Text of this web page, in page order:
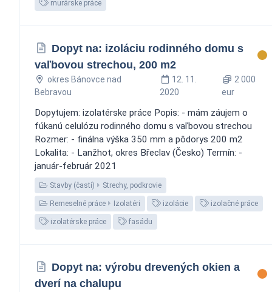
murárske práce
Dopyt na: izoláciu rodinného domu s
vaľbovou strechou, 200 m2
okres Bánovce nad
Bebravou
12. 11.
2020
2 000
eur
Dopytujem: izolatérske práce Popis: - mám záujem o
fúkanú celulózu rodinného domu s vaľbovou strechou
Rozmer: - finálna výška 350 mm a pôdorys 200 m2
Lokalita: - Lanžhot, okres Břeclav (Česko) Termín: -
január-február 2021
Stavby (časti) Strechy, podkrovie
Remeselné práce Izolatéri izolácie izolačné práce
izolatérske práce fasádu
Dopyt na: výrobu drevených okien a
dverí na chalupu